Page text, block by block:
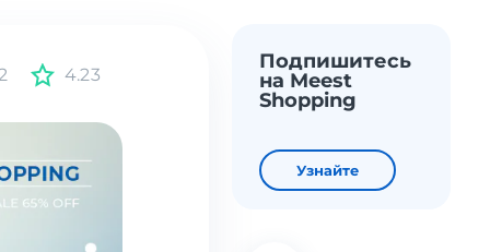
4.23
Подпишитесь
на Meest
Shopping
Узнайте